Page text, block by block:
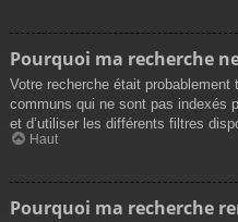
Pourquoi ma recherche
Votre recherche était
communs qui ne sont pas indexés
et d’utiliser les différents filtres
Haut
Pourquoi ma recherche